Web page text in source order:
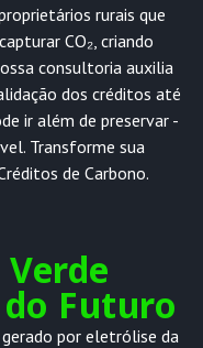
rurais que
CO₂, criando
consultoria auxilia
dos créditos até
ir além de preservar -
Transforme sua
de Carbono.
Futuro
por eletrólise da